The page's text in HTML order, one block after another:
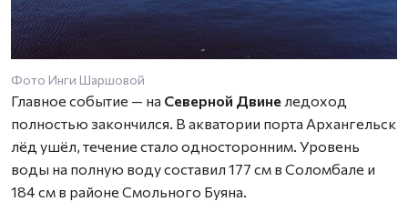
Фото Инги Шаршовой
Главное событие — на Северной Двине ледоход
полностью закончился. В акватории порта Архангельск
лёд ушёл, течение стало односторонним. Уровень
воды на полную воду составил 177 см в Соломбале и
184 см в районе Смольного Буяна.